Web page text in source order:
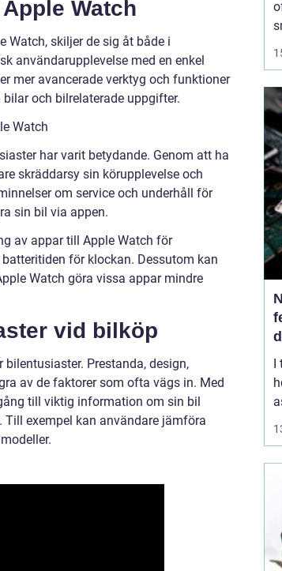
Watch
Watch, skiljer de sig åt både i
användarupplevelse med en enkel
mer avancerade verktyg och funktioner
och bilrelaterade uppgifter.
Watch
har varit betydande. Genom att ha
skräddarsy sin körupplevelse och
om service och underhåll för
sin bil via appen.
av appar till Apple Watch för
för klockan. Dessutom kan
Watch göra vissa appar mindre
vid bilköp
Prestanda, design,
av de faktorer som ofta vägs in. Med
till viktig information om sin bil
exempel kan användare jämföra
I